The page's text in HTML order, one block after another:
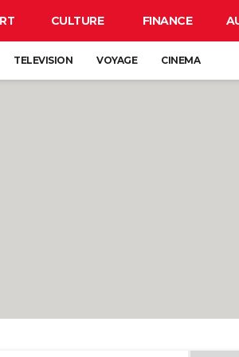
CULTURE FINANCE
TELEVISION VOYAGE CINEMA